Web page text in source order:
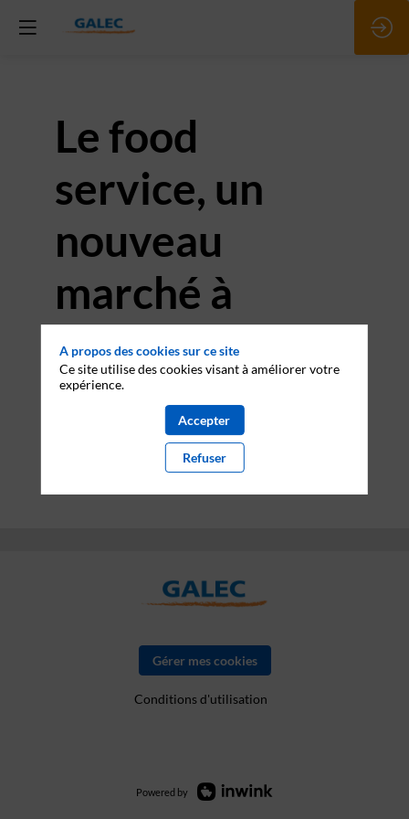
Le food
service, un
nouveau
marché à
investir
1 oct. 2024
Gérer mes cookies
Conditions d'utilisation
Powered by
A propos des cookies sur ce site
Ce site utilise des cookies visant à améliorer votre
expérience.
Accepter
Refuser